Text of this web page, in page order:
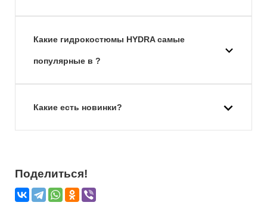
Какие гидрокостюмы HYDRA самые
популярные в ?
Какие есть новинки?
Поделиться!